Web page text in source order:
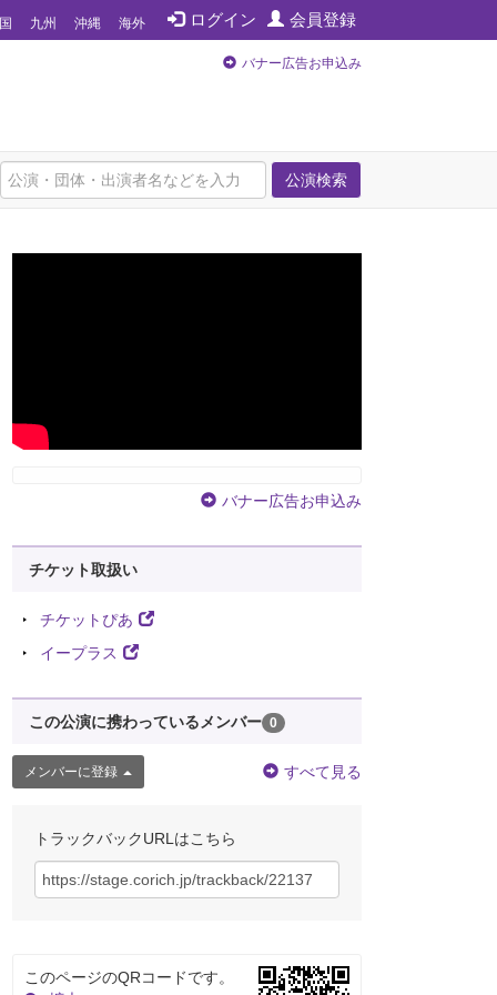
ログイン 会員登録
九州 沖縄 海外
バナー広告お申込み
公演検索
バナー広告お申込み
チケット取扱い
チケットぴあ
イープラス
この公演に携わっているメンバー 0
メンバーに登録 すべて見る
トラックバックURLはこちら
このページのQRコードです。